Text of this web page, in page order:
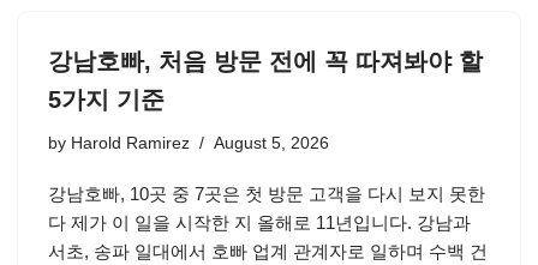
강남호빠, 처음 방문 전에 꼭 따져봐야 할
5가지 기준
by Harold Ramirez August 5, 2026
강남호빠, 10곳 중 7곳은 첫 방문 고객을 다시 보지 못한
다 제가 이 일을 시작한 지 올해로 11년입니다. 강남과
서초, 송파 일대에서 호빠 업계 관계자로 일하며 수백 건